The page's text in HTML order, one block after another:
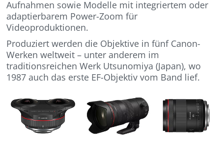
Aufnahmen sowie Modelle mit integriertem oder
adaptierbarem Power-Zoom für
Videoproduktionen.
Produziert werden die Objektive in fünf Canon-
Werken weltweit – unter anderem im
traditionsreichen Werk Utsunomiya (Japan), wo
1987 auch das erste EF-Objektiv vom Band lief.